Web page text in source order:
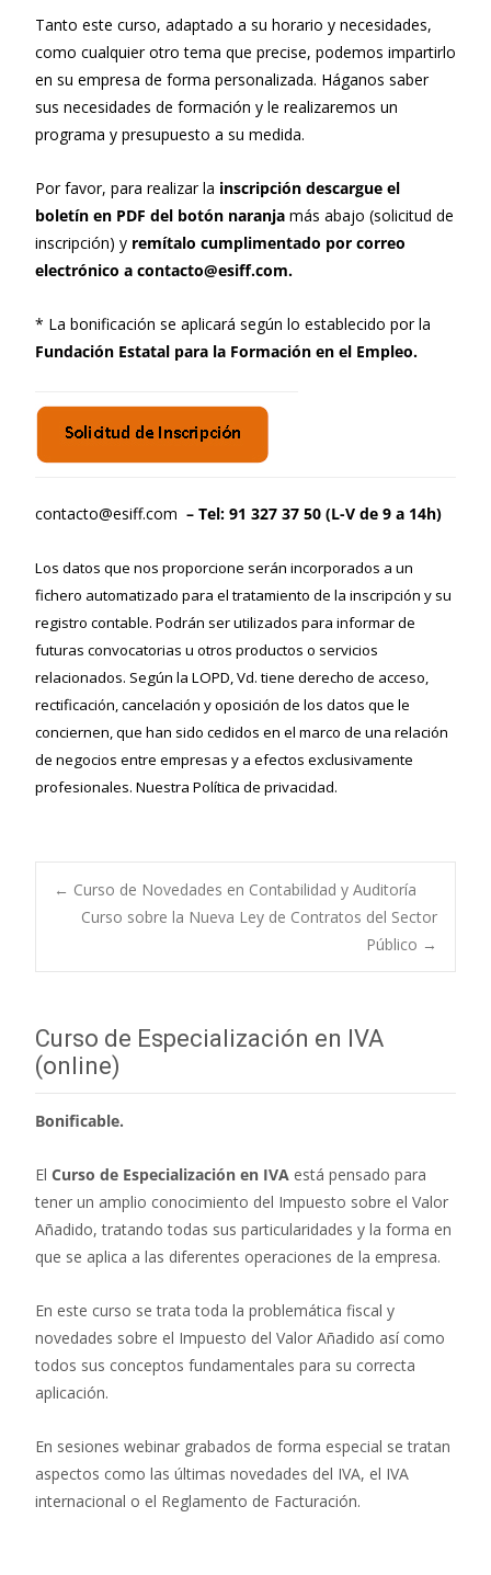
Tanto este curso, adaptado a su horario y necesidades,
como cualquier otro tema que precise, podemos impartirlo
en su empresa de forma personalizada. Háganos saber
sus necesidades de formación y le realizaremos un
programa y presupuesto a su medida.
Por favor, para realizar la inscripción descargue el
boletín en PDF del botón naranja más abajo (solicitud de
inscripción) y remítalo cumplimentado por correo
electrónico a contacto@esiff.com.
* La bonificación se aplicará según lo establecido por la
Fundación Estatal para la Formación en el Empleo.
contacto@esiff.com – Tel: 91 327 37 50 (L-V de 9 a 14h)
Los datos que nos proporcione serán incorporados a un
fichero automatizado para el tratamiento de la inscripción y su
registro contable. Podrán ser utilizados para informar de
futuras convocatorias u otros productos o servicios
relacionados. Según la LOPD, Vd. tiene derecho de acceso,
rectificación, cancelación y oposición de los datos que le
conciernen, que han sido cedidos en el marco de una relación
de negocios entre empresas y a efectos exclusivamente
profesionales. Nuestra Política de privacidad.
Navegación de
entradas
← Curso de Novedades en Contabilidad y Auditoría
Curso sobre la Nueva Ley de Contratos del Sector
Público →
Curso de Especialización en IVA
(online)
Bonificable.
El Curso de Especialización en IVA está pensado para
tener un amplio conocimiento del Impuesto sobre el Valor
Añadido, tratando todas sus particularidades y la forma en
que se aplica a las diferentes operaciones de la empresa.
En este curso se trata toda la problemática fiscal y
novedades sobre el Impuesto del Valor Añadido así como
todos sus conceptos fundamentales para su correcta
aplicación.
En sesiones webinar grabados de forma especial se tratan
aspectos como las últimas novedades del IVA, el IVA
internacional o el Reglamento de Facturación.